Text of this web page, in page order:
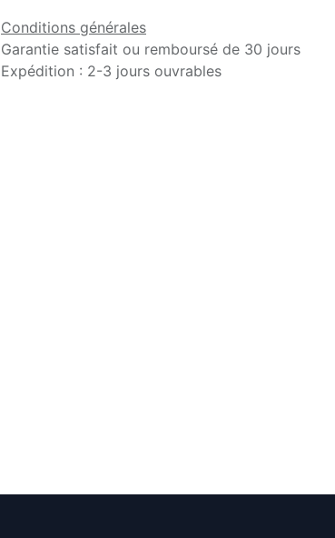
Conditions générales
Garantie satisfait ou remboursé de 30 jours
Expédition : 2-3 jours ouvrables